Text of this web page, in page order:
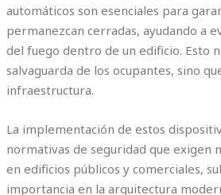
automáticos son esenciales para
permanezcan cerradas, ayudando a
del fuego dentro de un edificio. Esto
salvaguarda de los ocupantes, sino
infraestructura.
La implementación de estos
normativas de seguridad que exigen
en edificios públicos y comerciales,
importancia en la arquitectura